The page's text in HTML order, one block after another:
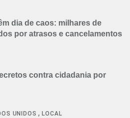
dia de caos: milhares de
por atrasos e cancelamentos
contra cidadania por
UNIDOS ,LOCAL